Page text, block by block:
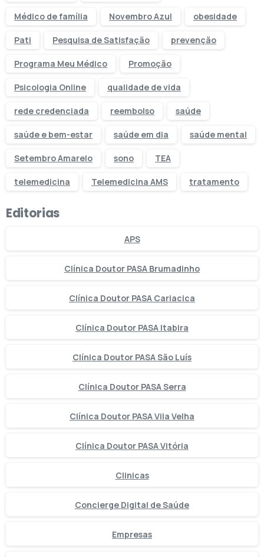
Médico de família Novembro Azul obesidade
Pati Pesquisa de Satisfação prevenção
Programa Meu Médico Promoção
Psicologia Online qualidade de vida
rede credenciada reembolso saúde
saúde e bem-estar saúde em dia saúde mental
Setembro Amarelo sono TEA
telemedicina Telemedicina AMS tratamento
Editorias
APS
Clínica Doutor PASA Brumadinho
Clínica Doutor PASA Cariacica
Clínica Doutor PASA Itabira
Clínica Doutor PASA São Luís
Clínica Doutor PASA Serra
Clínica Doutor PASA Vila Velha
Clínica Doutor PASA Vitória
Clinicas
Concierge Digital de Saúde
Empresas